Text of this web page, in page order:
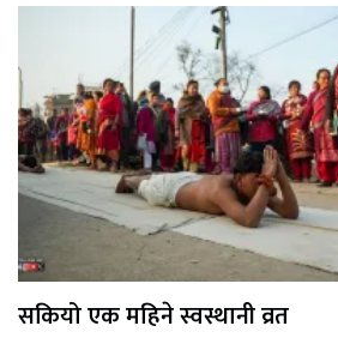
सकियो एक महिने स्वस्थानी व्रत